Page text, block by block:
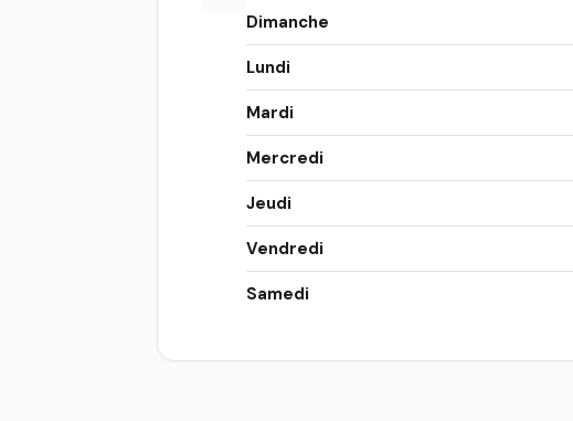
Dimanche
Lundi
Mardi
Mercredi
Jeudi
Vendredi
Samedi